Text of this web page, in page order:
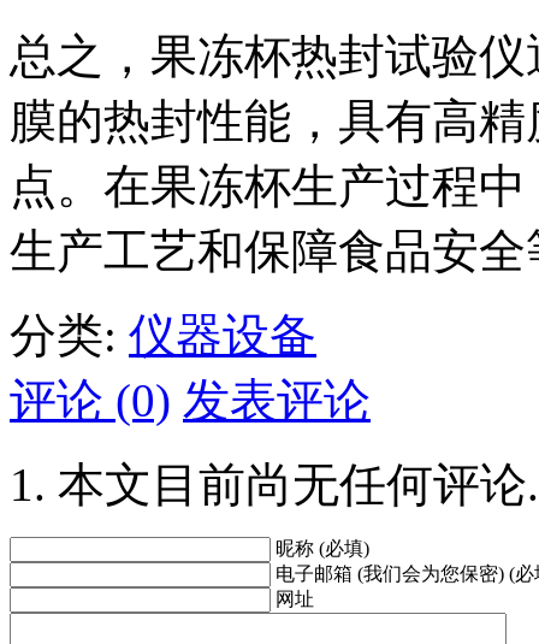
总之，果冻杯热封试验
膜的热封性能，具有高
点。在果冻杯生产过程
生产工艺和保障食品安
分类: 仪器设备
评论 (0) 发表评论
本文目前尚无任何评论.
昵称 (必填)
电子邮箱 (我们会为您保密) (必
网址